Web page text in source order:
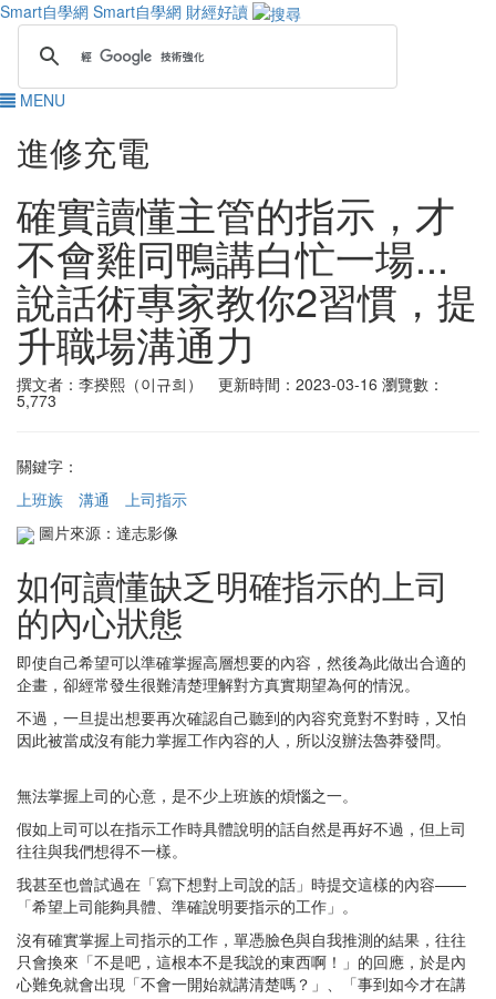
Smart自學網 Smart自學網 財經好讀
MENU
進修充電
確實讀懂主管的指示，才
不會雞同鴨講白忙一場...
說話術專家教你2習慣，提
升職場溝通力
撰文者：李揆熙（이규희） 更新時間：2023-03-16 瀏覽數：
5,773
關鍵字：
上班族
溝通
上司指示
圖片來源：達志影像
如何讀懂缺乏明確指示的上司
的內心狀態
即使自己希望可以準確掌握高層想要的內容，然後為此做出合適的
企畫，卻經常發生很難清楚理解對方真實期望為何的情況。
不過，一旦提出想要再次確認自己聽到的內容究竟對不對時，又怕
因此被當成沒有能力掌握工作內容的人，所以沒辦法魯莽發問。
無法掌握上司的心意，是不少上班族的煩惱之一。
假如上司可以在指示工作時具體說明的話自然是再好不過，但上司
往往與我們想得不一樣。
我甚至也曾試過在「寫下想對上司說的話」時提交這樣的內容——
「希望上司能夠具體、準確說明要指示的工作」。
沒有確實掌握上司指示的工作，單憑臉色與自我推測的結果，往往
只會換來「不是吧，這根本不是我說的東西啊！」的回應，於是內
心難免就會出現「不會一開始就講清楚嗎？」、「事到如今才在講